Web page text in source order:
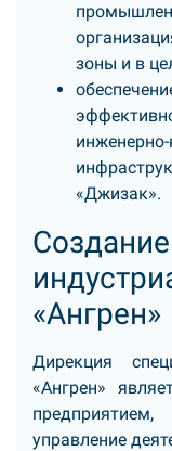
зоны и в
«Джизак».
«Ангрен»
Дирекция
«Ангрен»
управление